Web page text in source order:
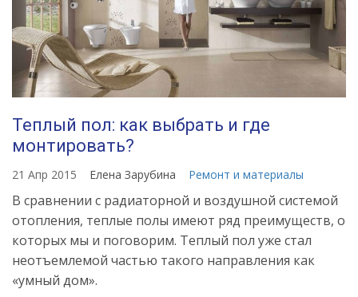
Теплый пол: как выбрать и где
монтировать?
21 Апр 2015 Елена Зарубина Ремонт и материалы
В сравнении с радиаторной и воздушной системой
отопления, теплые полы имеют ряд преимуществ, о
которых мы и поговорим. Теплый пол уже стал
неотъемлемой частью такого направления как
«умный дом».